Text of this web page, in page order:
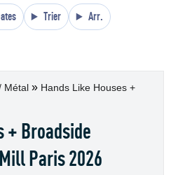
Trier Arr.
Métal » Hands Like Houses +
+ Broadside
Paris 2026